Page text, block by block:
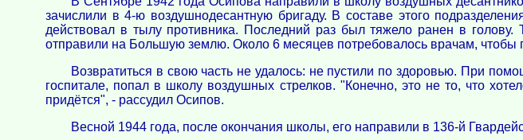
зачислили в 4-ю воздушнодесантную бригаду. В составе этого
действовал в тылу противника. Последний раз был тяжело ранен в
отправили на Большую землю. Около 6 месяцев потребовалось врачам, чтобы
Возвратиться в свою часть не удалось: не пустили по здоровью. При
госпитале, попал в школу воздушных стрелков. "Конечно, это не то, что
придётся", - рассудил Осипов.
Весной 1944 года, после окончания школы, его направили в 136-й